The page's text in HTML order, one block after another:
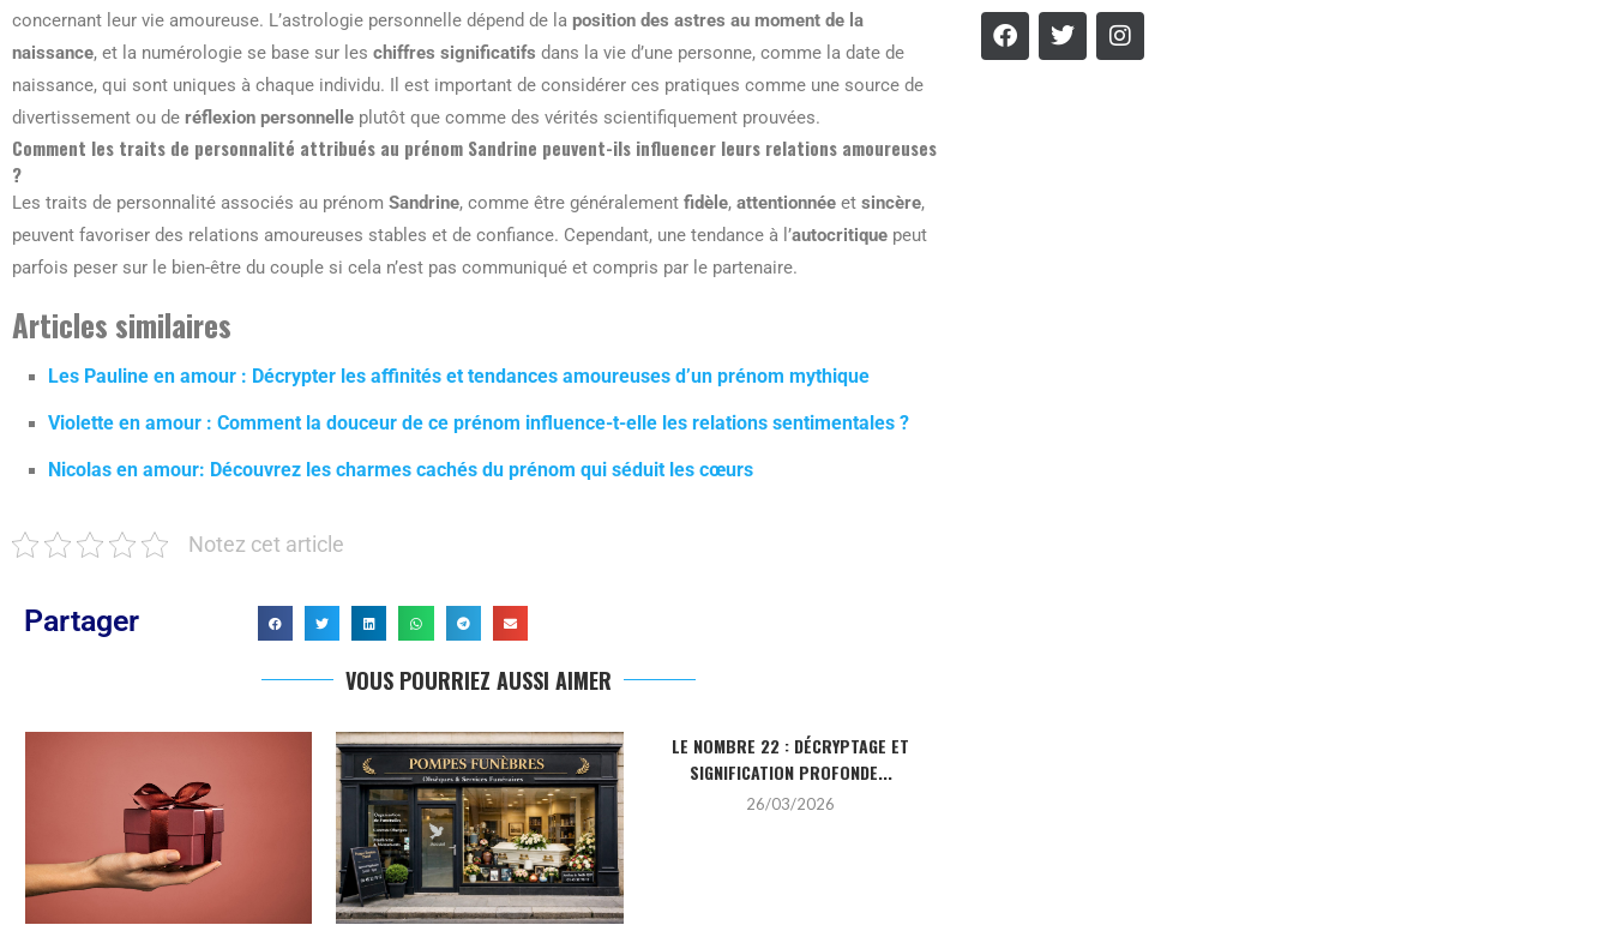
concernant leur vie amoureuse. L’astrologie personnelle dépend de la position des astres au moment de la
naissance, et la numérologie se base sur les chiffres significatifs dans la vie d’une personne, comme la date de
naissance, qui sont uniques à chaque individu. Il est important de considérer ces pratiques comme une source de
divertissement ou de réflexion personnelle plutôt que comme des vérités scientifiquement prouvées.
Comment les traits de personnalité attribués au prénom Sandrine peuvent-ils influencer leurs relations amoureuses
?
Les traits de personnalité associés au prénom Sandrine, comme être généralement fidèle, attentionnée et sincère,
peuvent favoriser des relations amoureuses stables et de confiance. Cependant, une tendance à l’autocritique peut
parfois peser sur le bien-être du couple si cela n’est pas communiqué et compris par le partenaire.
Articles similaires
Les Pauline en amour : Décrypter les affinités et tendances amoureuses d’un prénom mythique
Violette en amour : Comment la douceur de ce prénom influence-t-elle les relations sentimentales ?
Nicolas en amour: Découvrez les charmes cachés du prénom qui séduit les cœurs
Notez cet article
Partager
VOUS POURRIEZ AUSSI AIMER
LE NOMBRE 22 : DÉCRYPTAGE ET
SIGNIFICATION PROFONDE...
26/03/2026